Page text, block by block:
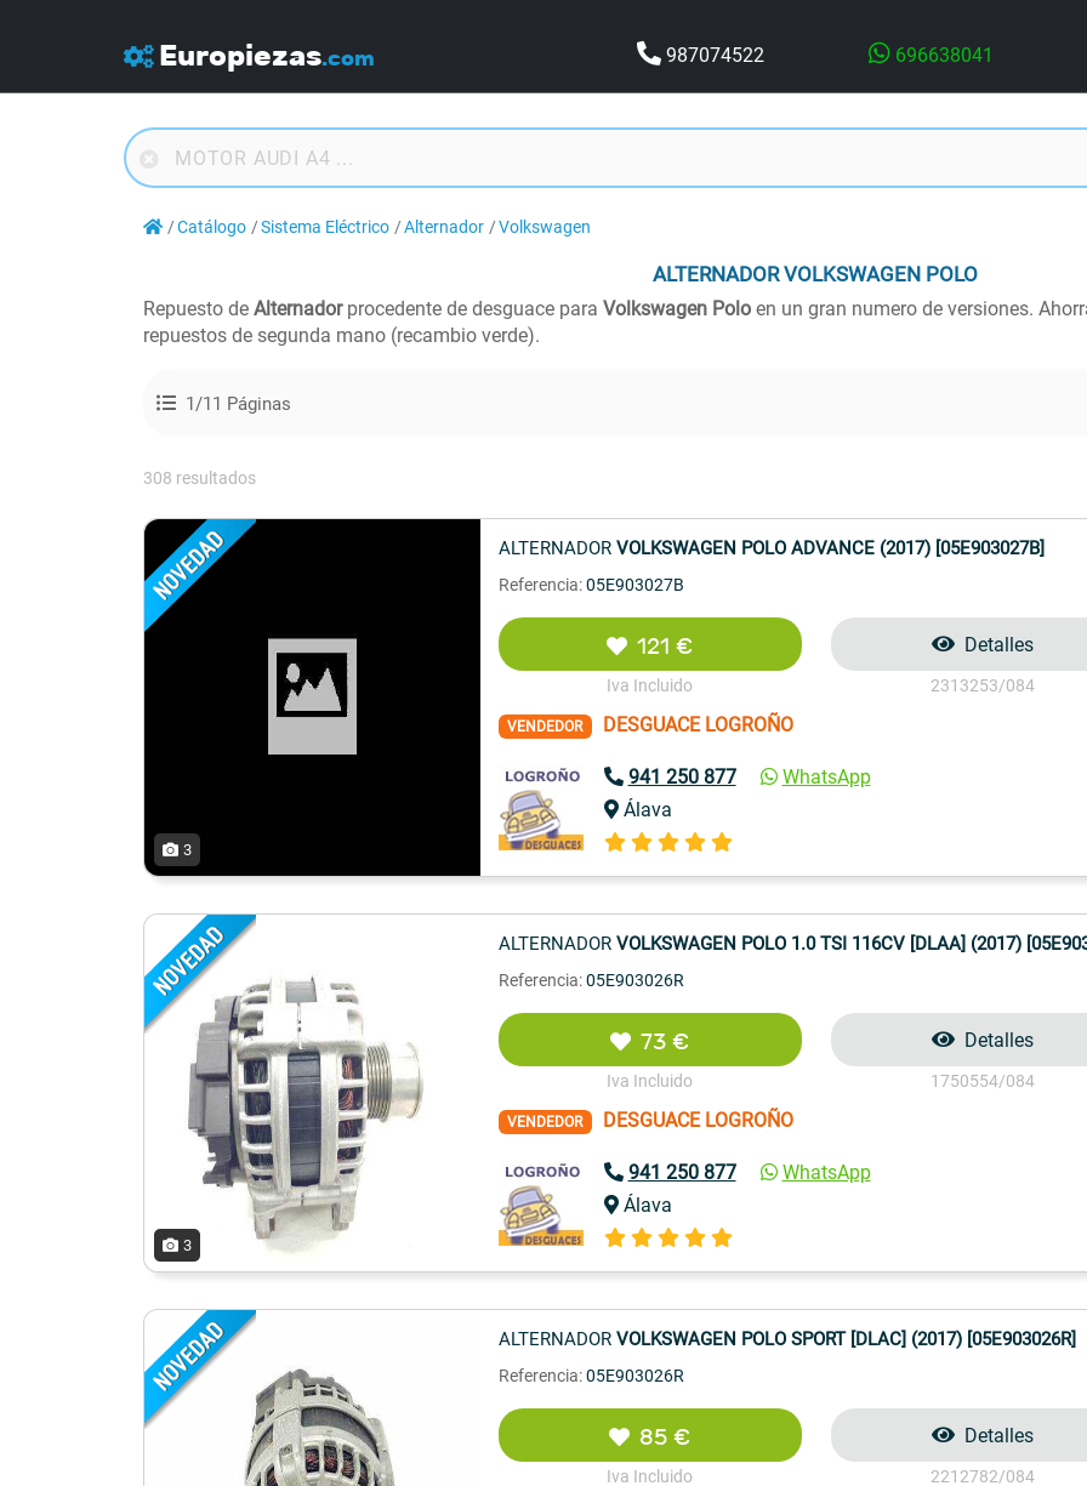
Europiezas.com 987074522 696638041
Catálogo Sistema Eléctrico Alternador Volkswagen
ALTERNADORVOLKSWAGEN POLO
Repuesto de Alternadorprocedente de desguace para Volkswagen Polo en un gran numero de versiones.
repuestos de segunda mano (recambio verde).
1/11 Páginas
308 resultados
3
ALTERNADOR VOLKSWAGEN POLO ADVANCE (2017) [05E903027B]
Referencia: 05E903027B
121 €
Iva Incluido
Detalles
2313253/084
VENDEDOR DESGUACE LOGROÑO
941 250 877
WhatsApp
Álava
3
ALTERNADOR VOLKSWAGEN POLO 1.0 TSI 116CV [DLAA] (2017)
Referencia: 05E903026R
73 €
Iva Incluido
Detalles
1750554/084
VENDEDOR DESGUACE LOGROÑO
941 250 877
WhatsApp
Álava
ALTERNADOR VOLKSWAGEN POLO SPORT [DLAC] (2017) [05E903026R]
Referencia: 05E903026R
85 €
Iva Incluido
Detalles
2212782/084